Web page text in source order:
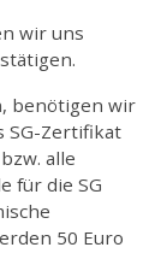
wir uns
benötigen wir
SG-Zertifikat
alle
für die SG
50 Euro